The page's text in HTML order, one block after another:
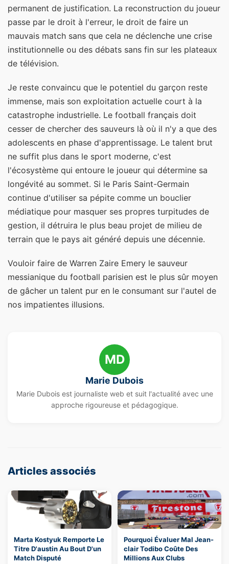
permanent de justification. La reconstruction du joueur
passe par le droit à l'erreur, le droit de faire un
mauvais match sans que cela ne déclenche une crise
institutionnelle ou des débats sans fin sur les plateaux
de télévision.
Je reste convaincu que le potentiel du garçon reste
immense, mais son exploitation actuelle court à la
catastrophe industrielle. Le football français doit
cesser de chercher des sauveurs là où il n'y a que des
adolescents en phase d'apprentissage. Le talent brut
ne suffit plus dans le sport moderne, c'est
l'écosystème qui entoure le joueur qui détermine sa
longévité au sommet. Si le Paris Saint-Germain
continue d'utiliser sa pépite comme un bouclier
médiatique pour masquer ses propres turpitudes de
gestion, il détruira le plus beau projet de milieu de
terrain que le pays ait généré depuis une décennie.
Vouloir faire de Warren Zaire Emery le sauveur
messianique du football parisien est le plus sûr moyen
de gâcher un talent pur en le consumant sur l'autel de
nos impatientes illusions.
MD
Marie Dubois
Marie Dubois est journaliste web et suit l'actualité avec une
approche rigoureuse et pédagogique.
Articles associés
Marta Kostyuk Remporte Le
Titre D'austin Au Bout D'un
Match Disputé
Pourquoi Évaluer Mal Jean-
clair Todibo Coûte Des
Millions Aux Clubs